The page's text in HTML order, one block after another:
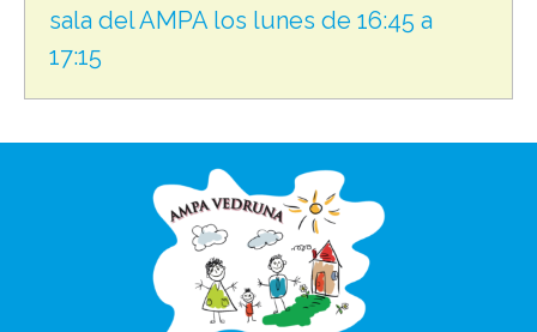
sala del AMPA los lunes de 16:45 a
17:15